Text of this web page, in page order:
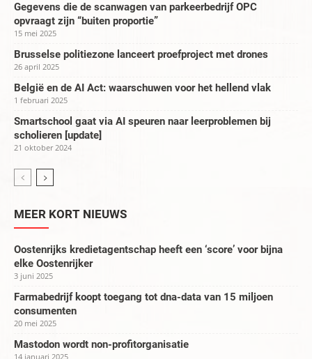
Gegevens die de scanwagen van parkeerbedrijf OPC
opvraagt zijn “buiten proportie”
15 mei 2025
Brusselse politiezone lanceert proefproject met drones
26 april 2025
België en de AI Act: waarschuwen voor het hellend vlak
1 februari 2025
Smartschool gaat via AI speuren naar leerproblemen bij
scholieren [update]
21 oktober 2024
MEER KORT NIEUWS
Oostenrijks kredietagentschap heeft een ‘score’ voor bijna
elke Oostenrijker
3 juni 2025
Farmabedrijf koopt toegang tot dna-data van 15 miljoen
consumenten
20 mei 2025
Mastodon wordt non-profitorganisatie
14 januari 2025